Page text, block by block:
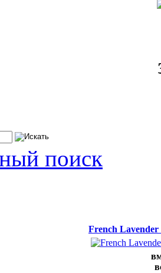
поиск
French Lavender